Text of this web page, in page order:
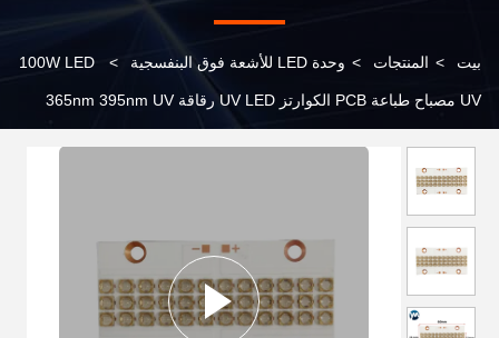
بيت > المنتجات > وحدة LED للأشعة فوق البنفسجية >
100W LED
UV مصباح طباعة PCB الكوارتز UV LED رقاقة 365nm 395nm UV